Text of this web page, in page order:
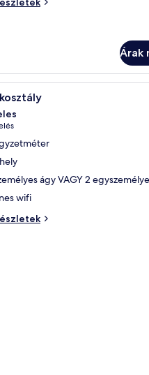
Árak
Egy
ágy VAGY 2
wifi